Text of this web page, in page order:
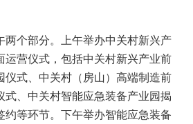
两个部分。上午举办中关村新兴产
运营仪式，包括中关村新兴产业前
仪式、中关村（房山）高端制造前
式、中关村智能应急装备产业园揭
约等环节。下午举办智能应急装备